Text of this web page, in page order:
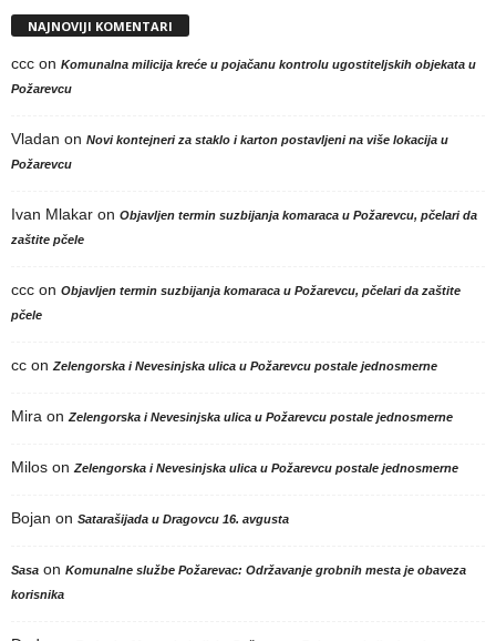
NAJNOVIJI KOMENTARI
ccc on Komunalna milicija kreće u pojačanu kontrolu ugostiteljskih objekata u
Požarevcu
Vladan on Novi kontejneri za staklo i karton postavljeni na više lokacija u
Požarevcu
Ivan Mlakar on Objavljen termin suzbijanja komaraca u Požarevcu, pčelari da
zaštite pčele
ccc on Objavljen termin suzbijanja komaraca u Požarevcu, pčelari da zaštite
pčele
cc on Zelengorska i Nevesinjska ulica u Požarevcu postale jednosmerne
Mira on Zelengorska i Nevesinjska ulica u Požarevcu postale jednosmerne
Milos on Zelengorska i Nevesinjska ulica u Požarevcu postale jednosmerne
Bojan on Satarašijada u Dragovcu 16. avgusta
Sasa on Komunalne službe Požarevac: Održavanje grobnih mesta je obaveza
korisnika